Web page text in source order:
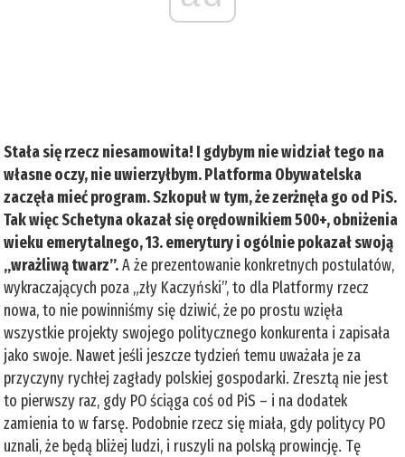
Stała się rzecz niesamowita! I gdybym nie widział tego na
własne oczy, nie uwierzyłbym. Platforma Obywatelska
zaczęła mieć program. Szkopuł w tym, że zerżnęła go od PiS.
Tak więc Schetyna okazał się orędownikiem 500+, obniżenia
wieku emerytalnego, 13. emerytury i ogólnie pokazał swoją
„wrażliwą twarz”.A że prezentowanie konkretnych postulatów,
wykraczających poza „zły Kaczyński”, to dla Platformy rzecz
nowa, to nie powinniśmy się dziwić, że po prostu wzięła
wszystkie projekty swojego politycznego konkurenta i zapisała
jako swoje. Nawet jeśli jeszcze tydzień temu uważała je za
przyczyny rychłej zagłady polskiej gospodarki. Zresztą nie jest
to pierwszy raz, gdy PO ściąga coś od PiS – i na dodatek
zamienia to w farsę. Podobnie rzecz się miała, gdy politycy PO
uznali, że będą bliżej ludzi, i ruszyli na polską prowincję. Tę